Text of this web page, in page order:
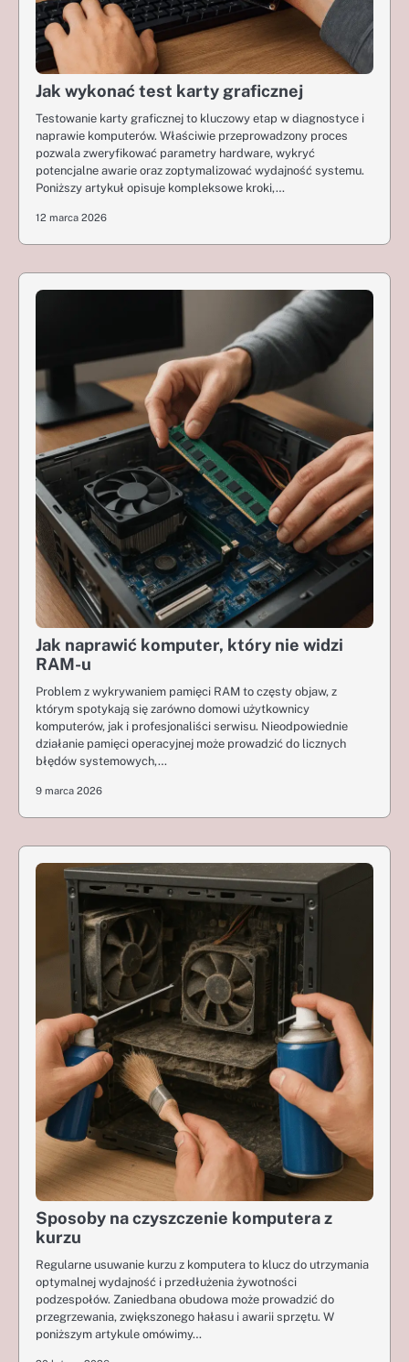
Jak wykonać test karty graficznej
Testowanie karty graficznej to kluczowy etap w diagnostyce i
naprawie komputerów. Właściwie przeprowadzony proces
pozwala zweryfikować parametry hardware, wykryć
potencjalne awarie oraz zoptymalizować wydajność systemu.
Poniższy artykuł opisuje kompleksowe kroki,…
12 marca 2026
Jak naprawić komputer, który nie widzi
RAM-u
Problem z wykrywaniem pamięci RAM to częsty objaw, z
którym spotykają się zarówno domowi użytkownicy
komputerów, jak i profesjonaliści serwisu. Nieodpowiednie
działanie pamięci operacyjnej może prowadzić do licznych
błędów systemowych,…
9 marca 2026
Sposoby na czyszczenie komputera z
kurzu
Regularne usuwanie kurzu z komputera to klucz do utrzymania
optymalnej wydajność i przedłużenia żywotności
podzespołów. Zaniedbana obudowa może prowadzić do
przegrzewania, zwiększonego hałasu i awarii sprzętu. W
poniższym artykule omówimy…